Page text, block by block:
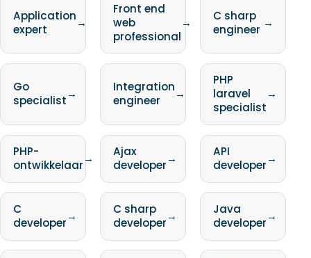
Application
expert
→
Front end
web
professional
→
C sharp
engineer →
Go
specialist→
Integration
engineer
→
PHP
laravel
specialist
→
PHP-
ontwikkelaar→
Ajax
developer→
API
developer→
C
developer→
C sharp
developer→
Java
developer→